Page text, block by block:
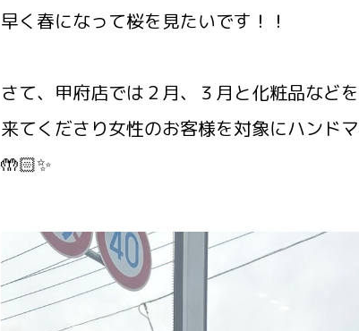
早く春になって桜を見たいです！！
さて、甲府店では２月、３月と化粧品など
来てくださり女性のお客様を対象にハンド
🤲🏻✨